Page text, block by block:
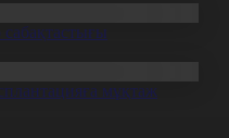
мұқтаж